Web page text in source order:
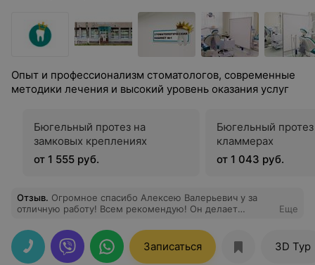
Опыт и профессионализм стоматологов, современные
методики лечения и высокий уровень оказания услуг
Бюгельный протез на
замковых креплениях
от 1 555 руб.
Бюгельный
кламмерах
от 1 043 руб.
Отзыв. Огромное спасибо Алексею Валерьевич у за
отличную работу! Всем рекомендую! Он делает
Девочки администраторы очень приятные в общении!
Клиника оправдывае своё название “ красивые зубы»
спасибо за всё!!!!
Еще
Записаться 3D Тур